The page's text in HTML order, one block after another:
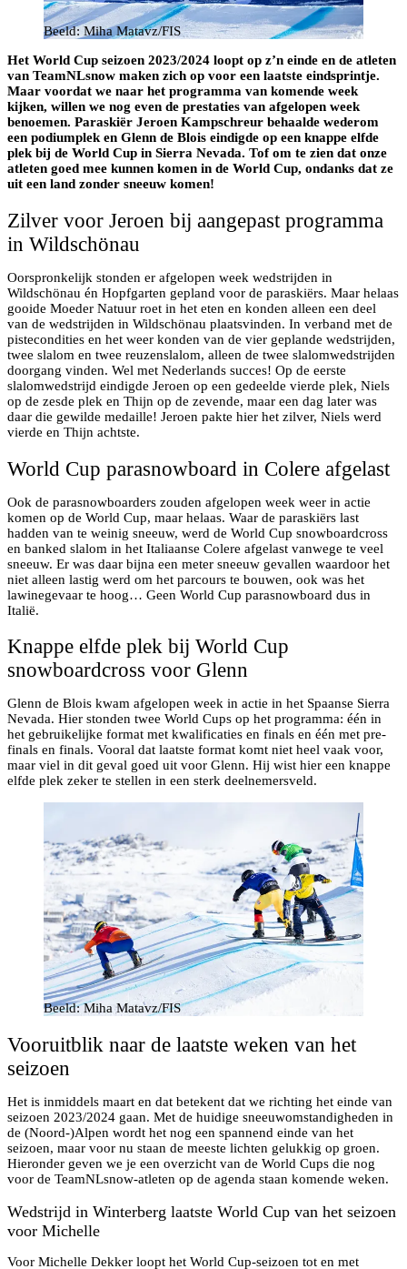
Beeld: Miha Matavz/FIS
Het World Cup seizoen 2023/2024 loopt op z’n einde en de atleten
van TeamNLsnow maken zich op voor een laatste eindsprintje.
Maar voordat we naar het programma van komende week
kijken, willen we nog even de prestaties van afgelopen week
benoemen. Paraskiër Jeroen Kampschreur behaalde wederom
een podiumplek en Glenn de Blois eindigde op een knappe elfde
plek bij de World Cup in Sierra Nevada. Tof om te zien dat onze
atleten goed mee kunnen komen in de World Cup, ondanks dat ze
uit een land zonder sneeuw komen!
Zilver voor Jeroen bij aangepast programma
in Wildschönau
Oorspronkelijk stonden er afgelopen week wedstrijden in
Wildschönau én Hopfgarten gepland voor de paraskiërs. Maar helaas
gooide Moeder Natuur roet in het eten en konden alleen een deel
van de wedstrijden in Wildschönau plaatsvinden. In verband met de
pistecondities en het weer konden van de vier geplande wedstrijden,
twee slalom en twee reuzenslalom, alleen de twee slalomwedstrijden
doorgang vinden. Wel met Nederlands succes! Op de eerste
slalomwedstrijd eindigde Jeroen op een gedeelde vierde plek, Niels
op de zesde plek en Thijn op de zevende, maar een dag later was
daar die gewilde medaille! Jeroen pakte hier het zilver, Niels werd
vierde en Thijn achtste.
World Cup parasnowboard in Colere afgelast
Ook de parasnowboarders zouden afgelopen week weer in actie
komen op de World Cup, maar helaas. Waar de paraskiërs last
hadden van te weinig sneeuw, werd de World Cup snowboardcross
en banked slalom in het Italiaanse Colere afgelast vanwege te veel
sneeuw. Er was daar bijna een meter sneeuw gevallen waardoor het
niet alleen lastig werd om het parcours te bouwen, ook was het
lawinegevaar te hoog… Geen World Cup parasnowboard dus in
Italië.
Knappe elfde plek bij World Cup
snowboardcross voor Glenn
Glenn de Blois kwam afgelopen week in actie in het Spaanse Sierra
Nevada. Hier stonden twee World Cups op het programma: één in
het gebruikelijke format met kwalificaties en finals en één met pre-
finals en finals. Vooral dat laatste format komt niet heel vaak voor,
maar viel in dit geval goed uit voor Glenn. Hij wist hier een knappe
elfde plek zeker te stellen in een sterk deelnemersveld.
Beeld: Miha Matavz/FIS
Vooruitblik naar de laatste weken van het
seizoen
Het is inmiddels maart en dat betekent dat we richting het einde van
seizoen 2023/2024 gaan. Met de huidige sneeuwomstandigheden in
de (Noord-)Alpen wordt het nog een spannend einde van het
seizoen, maar voor nu staan de meeste lichten gelukkig op groen.
Hieronder geven we je een overzicht van de World Cups die nog
voor de TeamNLsnow-atleten op de agenda staan komende weken.
Wedstrijd in Winterberg laatste World Cup van het seizoen
voor Michelle
Voor Michelle Dekker loopt het World Cup-seizoen tot en met